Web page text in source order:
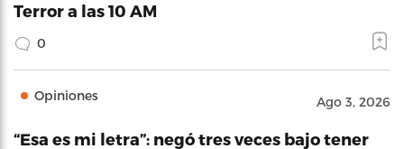
Terror a las 10 AM
0
Opiniones Ago 3, 2026
“Esa es mi letra”: negó tres veces bajo tener